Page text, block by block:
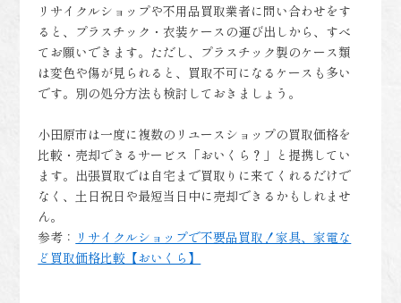
リサイクルショップや不用品買取業者に問い合わせをす
ると、プラスチック・衣装ケースの運び出しから、すべ
てお願いできます。ただし、プラスチック製のケース類
は変色や傷が見られると、買取不可になるケースも多い
です。別の処分方法も検討しておきましょう。
小田原市は一度に複数のリユースショップの買取価格を
比較・売却できるサービス「おいくら？」と提携してい
ます。出張買取では自宅まで買取りに来てくれるだけで
なく、土日祝日や最短当日中に売却できるかもしれませ
ん。
参考： リサイクルショップで不要品買取！家具、家電な
ど買取価格比較【おいくら】